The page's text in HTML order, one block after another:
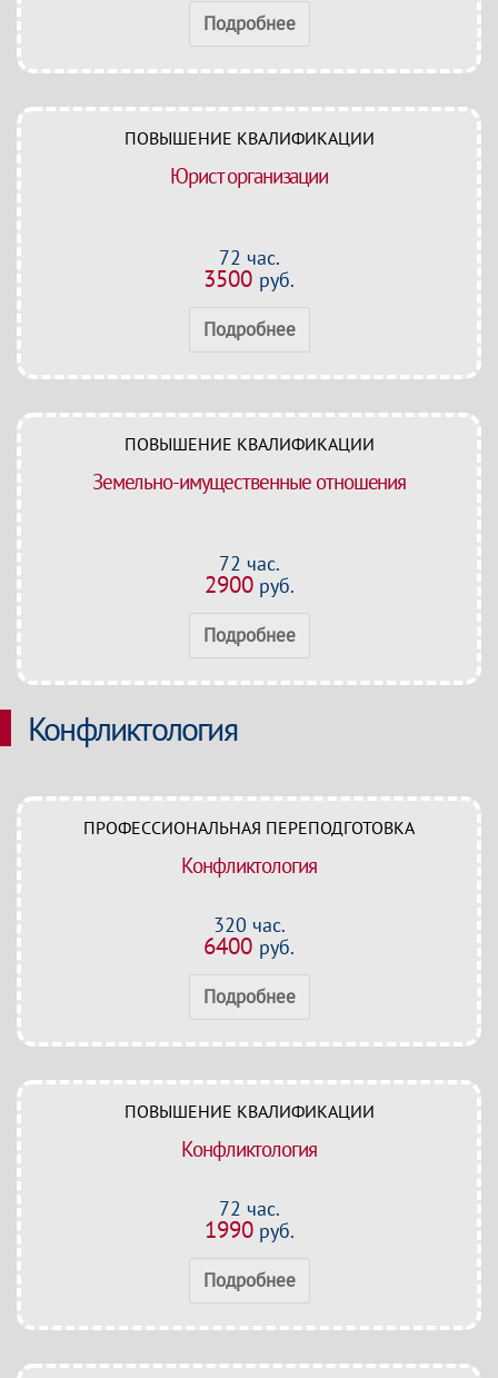
Подробнее
ПОВЫШЕНИЕ КВАЛИФИКАЦИИ
Юрист организации
72 час.
3500 руб.
Подробнее
ПОВЫШЕНИЕ КВАЛИФИКАЦИИ
Земельно-имущественные отношения
72 час.
2900руб.
Подробнее
Конфликтология
ПРОФЕССИОНАЛЬНАЯ ПЕРЕПОДГОТОВКА
Конфликтология
320 час.
6400 руб.
Подробнее
ПОВЫШЕНИЕ КВАЛИФИКАЦИИ
Конфликтология
72 час.
1990руб.
Подробнее